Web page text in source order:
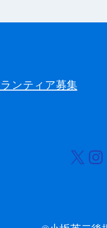
ンティア募集
X